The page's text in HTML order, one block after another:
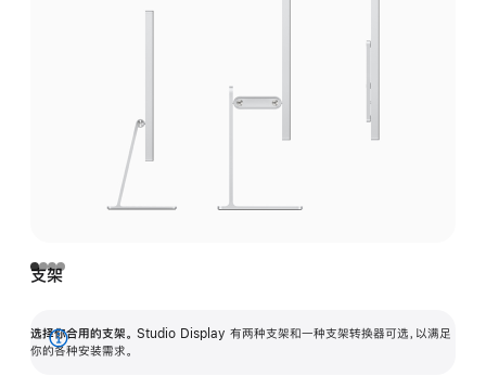
支架
选择你合用的支架。 Studio Display 有两种支架和一种支架转换器可选，以满足
你的各种安装需求。
展